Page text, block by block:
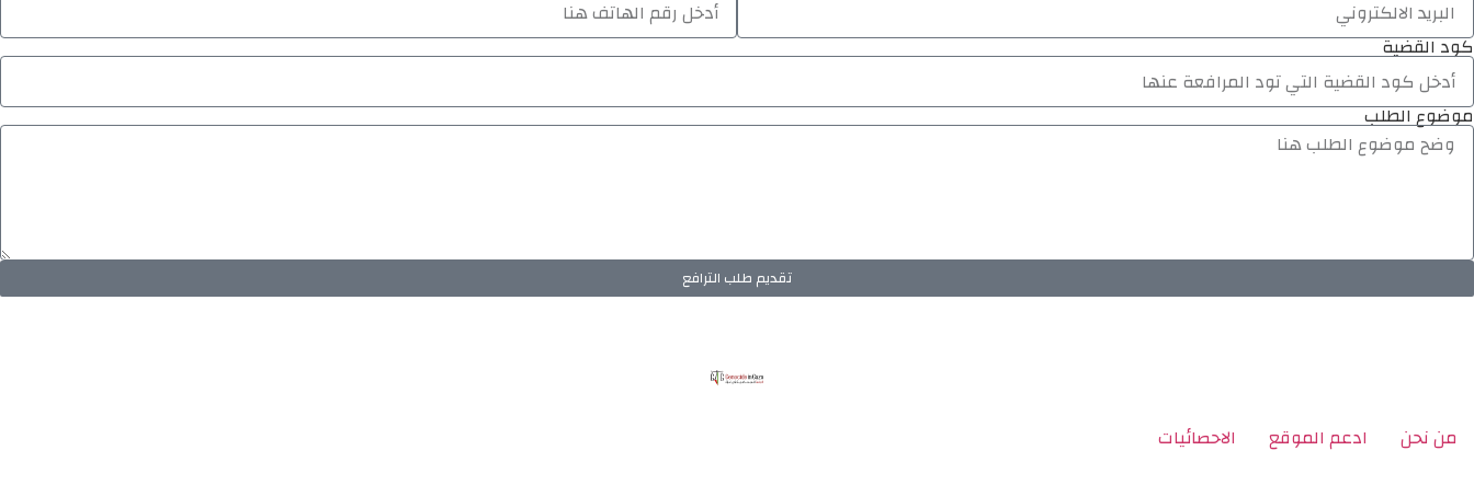
كود القضية
موضوع الطلب
تقديم طلب الترافع
من نحن ادعم الموقع الاحصائيات